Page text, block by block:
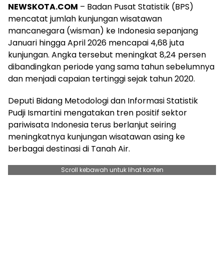
NEWSKOTA.COM – Badan Pusat Statistik (BPS)
mencatat jumlah kunjungan wisatawan
mancanegara (wisman) ke Indonesia sepanjang
Januari hingga April 2026 mencapai 4,68 juta
kunjungan. Angka tersebut meningkat 8,24 persen
dibandingkan periode yang sama tahun sebelumnya
dan menjadi capaian tertinggi sejak tahun 2020.
Deputi Bidang Metodologi dan Informasi Statistik
Pudji Ismartini mengatakan tren positif sektor
pariwisata Indonesia terus berlanjut seiring
meningkatnya kunjungan wisatawan asing ke
berbagai destinasi di Tanah Air.
Scroll kebawah untuk lihat konten